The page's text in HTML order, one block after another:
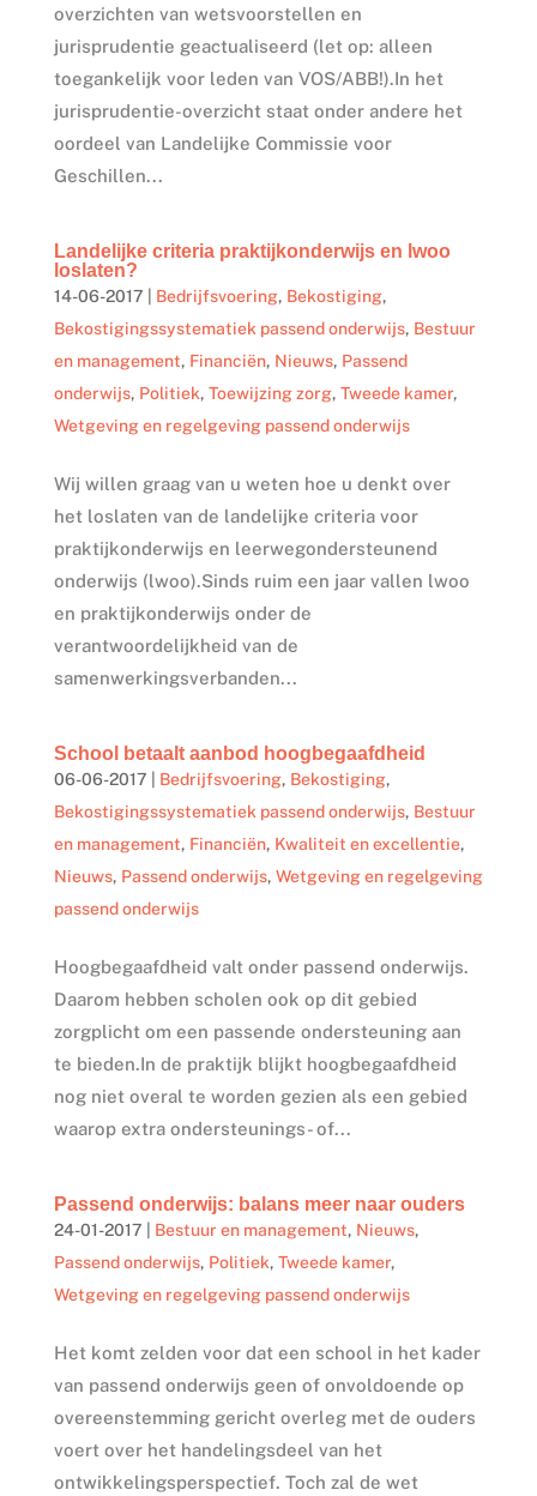
overzichten van wetsvoorstellen en
jurisprudentie geactualiseerd (let op: alleen
toegankelijk voor leden van VOS/ABB!).In het
jurisprudentie-overzicht staat onder andere het
oordeel van Landelijke Commissie voor
Geschillen...
Landelijke criteria praktijkonderwijs en lwoo
loslaten?
14-06-2017 Bedrijfsvoering, Bekostiging,
Bekostigingssystematiek passend onderwijs, Bestuur
en management, Financiën, Nieuws, Passend
onderwijs, Politiek, Toewijzing zorg, Tweede kamer,
Wetgeving en regelgeving passend onderwijs
Wij willen graag van u weten hoe u denkt over
het loslaten van de landelijke criteria voor
praktijkonderwijs en leerwegondersteunend
onderwijs (lwoo).Sinds ruim een jaar vallen lwoo
en praktijkonderwijs onder de
verantwoordelijkheid van de
samenwerkingsverbanden...
School betaalt aanbod hoogbegaafdheid
06-06-2017 Bedrijfsvoering, Bekostiging,
Bekostigingssystematiek passend onderwijs, Bestuur
en management, Financiën, Kwaliteit en excellentie,
Nieuws, Passend onderwijs, Wetgeving en regelgeving
passend onderwijs
Hoogbegaafdheid valt onder passend onderwijs.
Daarom hebben scholen ook op dit gebied
zorgplicht om een passende ondersteuning aan
te bieden.In de praktijk blijkt hoogbegaafdheid
nog niet overal te worden gezien als een gebied
waarop extra ondersteunings- of...
Passend onderwijs: balans meer naar ouders
24-01-2017 Bestuur en management, Nieuws,
Passend onderwijs, Politiek, Tweede kamer,
Wetgeving en regelgeving passend onderwijs
Het komt zelden voor dat een school in het kader
van passend onderwijs geen of onvoldoende op
overeenstemming gericht overleg met de ouders
voert over het handelingsdeel van het
ontwikkelingsperspectief. Toch zal de wet